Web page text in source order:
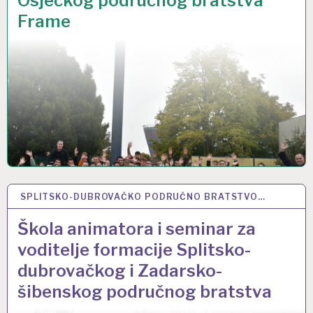
Frame
SPLITSKO-DUBROVAČKO PODRUČNO BRATSTVO…
Škola animatora i seminar za
voditelje formacije Splitsko-
dubrovačkog i Zadarsko-
šibenskog područnog bratstva
6 OŽU 2024